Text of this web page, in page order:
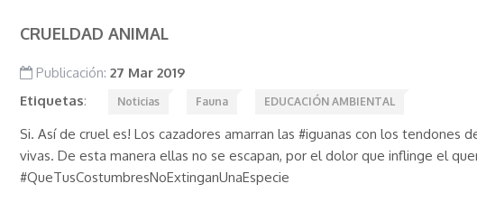
CRUELDAD ANIMAL
Publicación: 27 Mar 2019
Etiquetas: Noticias Fauna EDUCACIÓN AMBIENTAL
Si. Así de cruel es! Los cazadores amarran las #iguanas con los tendones
vivas. De esta manera ellas no se escapan, por el dolor que inflinge el
#QueTusCostumbresNoExtinganUnaEspecie